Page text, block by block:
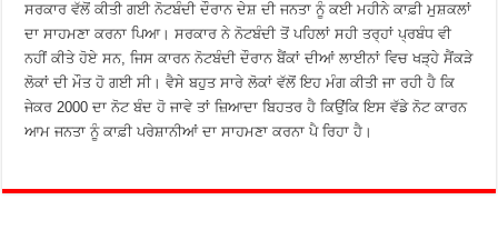
ਸਰਕਾਰ ਵੱਲੋਂ ਕੀਤੀ ਗਈ ਨੋਟਬੰਦੀ ਦੌਰਾਨ ਦੇਸ਼ ਦੀ ਜਨਤਾ ਨੂੰ ਕਈ ਮਹੀਨੇ ਕਾਫ਼ੀ ਮੁਸ਼ਕਲਾਂ
ਦਾ ਸਾਹਮਣਾ ਕਰਨਾ ਪਿਆ। ਸਰਕਾਰ ਨੇ ਨੋਟਬੰਦੀ ਤੋਂ ਪਹਿਲਾਂ ਸਹੀ ਤਰ੍ਹਾਂ ਪ੍ਰਬੰਧ ਵੀ
ਨਹੀਂ ਕੀਤੇ ਹੋਏ ਸਨ, ਜਿਸ ਕਾਰਨ ਨੋਟਬੰਦੀ ਦੌਰਾਨ ਬੈਂਕਾਂ ਦੀਆਂ ਲਾਈਨਾਂ ਵਿਚ ਖੜ੍ਹੇ ਸੈਂਕੜੇ
ਲੋਕਾਂ ਦੀ ਮੌਤ ਹੋ ਗਈ ਸੀ। ਵੈਸੇ ਬਹੁਤ ਸਾਰੇ ਲੋਕਾਂ ਵੱਲੋਂ ਇਹ ਮੰਗ ਕੀਤੀ ਜਾ ਰਹੀ ਹੈ ਕਿ
ਜੇਕਰ 2000 ਦਾ ਨੋਟ ਬੰਦ ਹੋ ਜਾਵੇ ਤਾਂ ਜ਼ਿਆਦਾ ਬਿਹਤਰ ਹੈ ਕਿਉਂਕਿ ਇਸ ਵੱਡੇ ਨੋਟ ਕਾਰਨ
ਆਮ ਜਨਤਾ ਨੂੰ ਕਾਫ਼ੀ ਪਰੇਸ਼ਾਨੀਆਂ ਦਾ ਸਾਹਮਣਾ ਕਰਨਾ ਪੈ ਰਿਹਾ ਹੈ।